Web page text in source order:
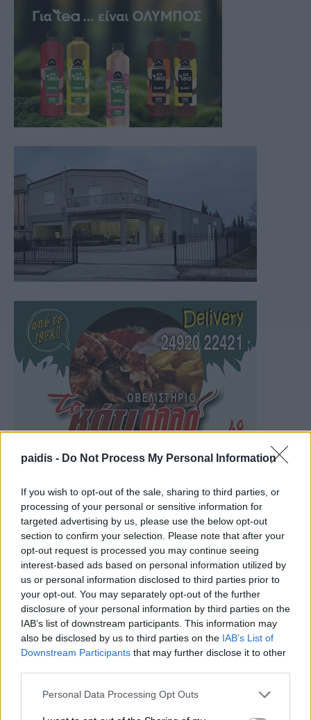
paidis - Do Not Process My Personal Information
If you wish to opt-out of the sale, sharing to third parties, or
processing of your personal or sensitive information for
targeted advertising by us, please use the below opt-out
section to confirm your selection. Please note that after your
opt-out request is processed you may continue seeing
interest-based ads based on personal information utilized by
us or personal information disclosed to third parties prior to
your opt-out. You may separately opt-out of the further
disclosure of your personal information by third parties on the
IAB’s list of downstream participants. This information may
also be disclosed by us to third parties on the IAB’s List of
Downstream Participants that may further disclose it to other
Personal Data Processing Opt Outs